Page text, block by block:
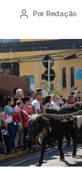
Autor
Por Redação